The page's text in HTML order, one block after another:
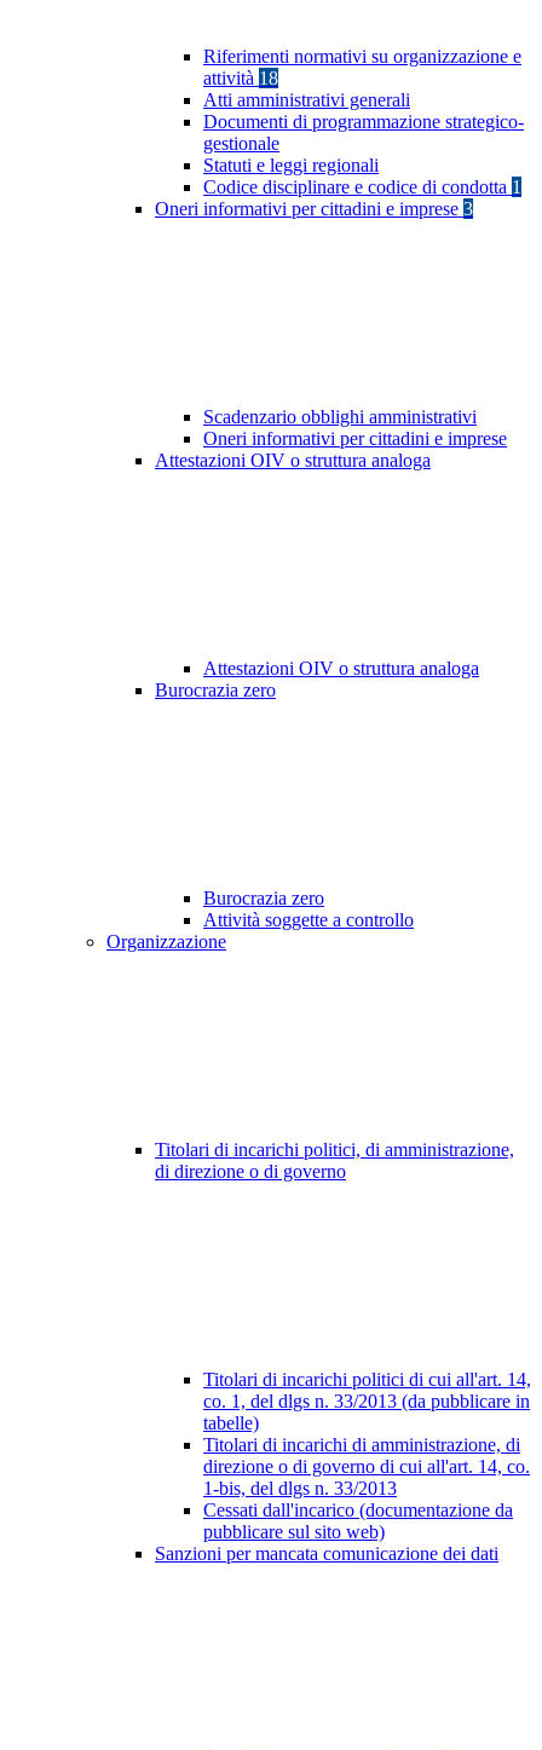
Riferimenti normativi su organizzazione e
attività 18
Atti amministrativi generali
Documenti di programmazione strategico-
gestionale
Statuti e leggi regionali
Codice disciplinare e codice di condotta 1
Oneri informativi per cittadini e imprese 3
Scadenzario obblighi amministrativi
Oneri informativi per cittadini e imprese
Attestazioni OIV o struttura analoga
Attestazioni OIV o struttura analoga
Burocrazia zero
Burocrazia zero
Attività soggette a controllo
Organizzazione
Titolari di incarichi politici, di amministrazione,
di direzione o di governo
Titolari di incarichi politici di cui all'art. 14,
co. 1, del dlgs n. 33/2013 (da pubblicare in
tabelle)
Titolari di incarichi di amministrazione, di
direzione o di governo di cui all'art. 14, co.
1-bis, del dlgs n. 33/2013
Cessati dall'incarico (documentazione da
pubblicare sul sito web)
Sanzioni per mancata comunicazione dei dati